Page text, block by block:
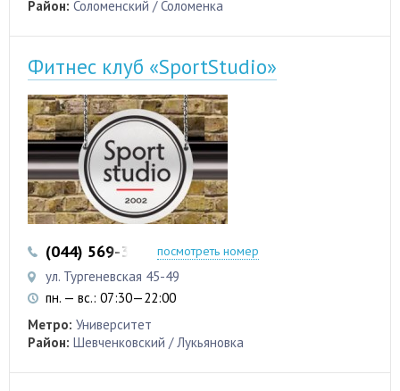
Район: Соломенский / Соломенка
Фитнес клуб «SportStudio»
(044) 569-32-97 (044) 569-32-98
посмотреть номер
ул. Тургеневская 45-49
пн. — вс.: 07:30—22:00
Метро: Университет
Район: Шевченковский / Лукьяновка